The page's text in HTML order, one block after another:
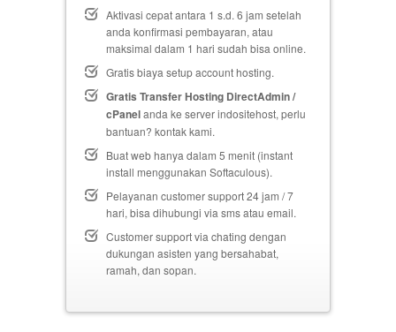
Aktivasi cepat antara 1 s.d. 6 jam setelah
anda konfirmasi pembayaran, atau
maksimal dalam 1 hari sudah bisa online.
Gratis biaya setupaccount hosting.
Gratis Transfer Hosting DirectAdmin /
cPanelanda ke server indositehost, perlu
bantuan? kontak kami.
Buat web hanya dalam 5 menit (instant
install menggunakan Softaculous).
Pelayanan customer support 24 jam / 7
hari, bisa dihubungi via sms atau email.
Customer support via chating dengan
dukungan asisten yang bersahabat,
ramah, dan sopan.